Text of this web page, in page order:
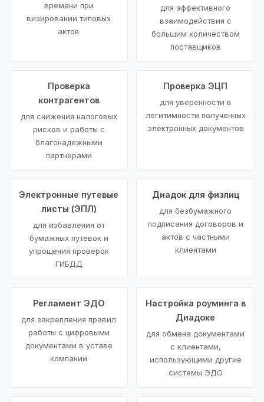
времени при
визировании типовых
актов
для эффективного
взаимодействия с
большим количеством
поставщиков
Проверка
контрагентов
для снижения налоговых
рисков и работы с
благонадежными
партнерами
Проверка ЭЦП
для уверенности в
легитимности полученных
электронных документов
Электронные путевые
листы (ЭПЛ)
для избавления от
бумажных путевок и
упрощения проверок
ГИБДД
Диадок для физлиц
для безбумажного
подписания договоров и
актов с частными
клиентами
Регламент ЭДО
для закрепления правил
работы с цифровыми
документами в уставе
компании
Настройка роуминга в
Диадоке
для обмена документами
с клиентами,
использующими другие
системы ЭДО